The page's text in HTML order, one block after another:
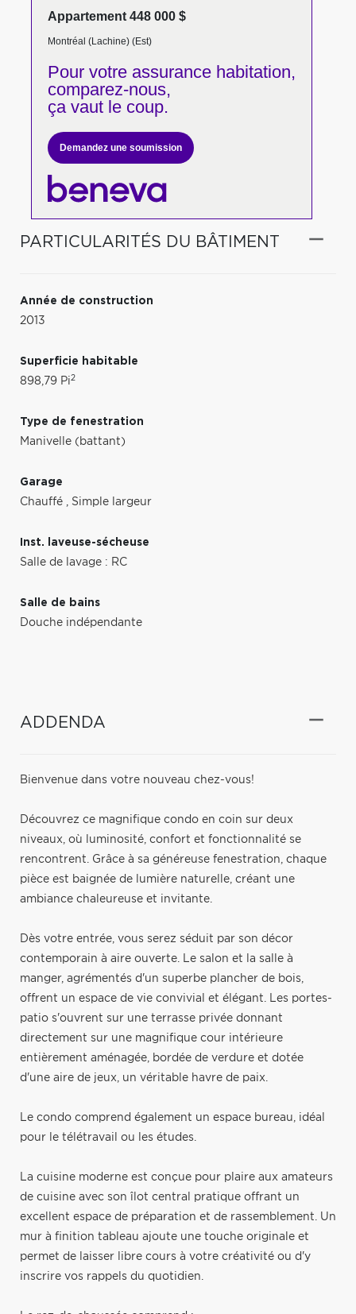
Appartement 448 000 $
Montréal (Lachine) (Est)
Pour votreassurance habitation,
comparez-nous,
ça vaut le coup.
Demandez une soumission
PARTICULARITÉS DU BÂTIMENT
Année de construction
2013
Superficie habitable
898,79 Pi2
Type de fenestration
Manivelle (battant)
Garage
Chauffé , Simple largeur
Inst. laveuse-sécheuse
Salle de lavage : RC
Salle de bains
Douche indépendante
ADDENDA
Bienvenue dans votre nouveau chez-vous!
Découvrez ce magnifique condo en coin sur deux
niveaux, où luminosité, confort et fonctionnalité se
rencontrent. Grâce à sa généreuse fenestration, chaque
pièce est baignée de lumière naturelle, créant une
ambiance chaleureuse et invitante.
Dès votre entrée, vous serez séduit par son décor
contemporain à aire ouverte. Le salon et la salle à
manger, agrémentés d'un superbe plancher de bois,
offrent un espace de vie convivial et élégant. Les portes-
patio s'ouvrent sur une terrasse privée donnant
directement sur une magnifique cour intérieure
entièrement aménagée, bordée de verdure et dotée
d'une aire de jeux, un véritable havre de paix.
Le condo comprend également un espace bureau, idéal
pour le télétravail ou les études.
La cuisine moderne est conçue pour plaire aux amateurs
de cuisine avec son îlot central pratique offrant un
excellent espace de préparation et de rassemblement. Un
mur à finition tableau ajoute une touche originale et
permet de laisser libre cours à votre créativité ou d'y
inscrire vos rappels du quotidien.